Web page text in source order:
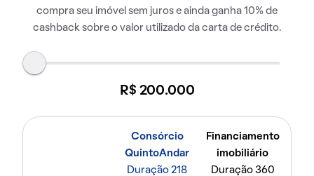
compra seu imóvel sem juros e ainda ganha 10% de
cashback sobre o valor utilizado da carta de crédito.
R$ 200.000
Consórcio
QuintoAndar
Duração 218
Financiamento
imobiliário
Duração 360